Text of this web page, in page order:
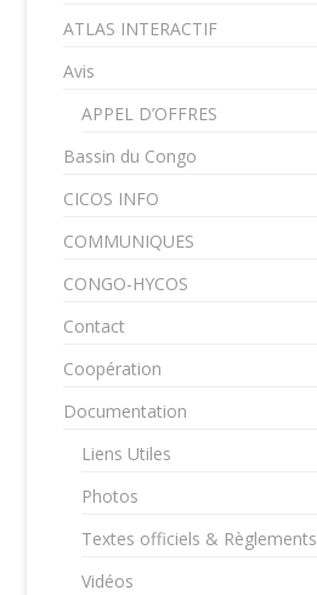
ATLAS INTERACTIF
Avis
APPEL D’OFFRES
Bassin du Congo
CICOS INFO
COMMUNIQUES
CONGO-HYCOS
Contact
Coopération
Documentation
Liens Utiles
Photos
Textes officiels & Règlements
Vidéos